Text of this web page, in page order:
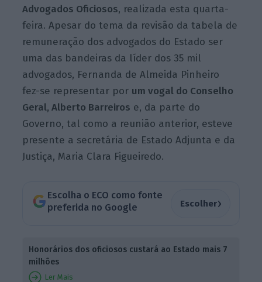
Advogados Oficiosos, realizada esta quarta-
feira. Apesar do tema da revisão da tabela de
remuneração dos advogados do Estado ser
uma das bandeiras da líder dos 35 mil
advogados, Fernanda de Almeida Pinheiro
fez-se representar por um vogal do Conselho
Geral, Alberto Barreiros e, da parte do
Governo, tal como a reunião anterior, esteve
presente a secretária de Estado Adjunta e da
Justiça, Maria Clara Figueiredo.
Escolha o ECO como fonte
preferida no Google
Escolher›
Honorários dos oficiosos custará ao Estado mais 7
milhões
Ler Mais